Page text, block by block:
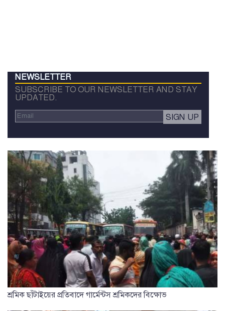
NEWSLETTER
SUBSCRIBE TO OUR NEWSLETTER AND STAY
UPDATED.
শ্রমিক ছাঁটাইয়ের প্রতিবাদে গার্মেন্টস শ্রমিকদের বিক্ষোভ